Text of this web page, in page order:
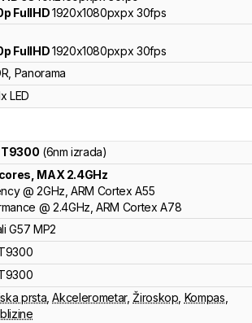
FullHD1920x1080pxpx30fps
FullHD1920x1080pxpx30fps
Panorama
LED
T9300 (6nm izrada)
, MAX 2.4GHz
@ 2GHz,ARM Cortex A55
@ 2.4GHz,ARM Cortex A78
G57 MP2
prsta ,Akcelerometar,Žiroskop Kompas